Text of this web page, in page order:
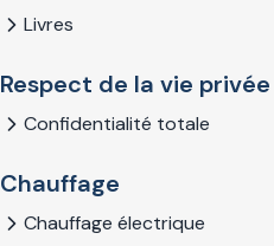
Livres
Respect de la vie privée
Confidentialité totale
Chauffage
Chauffage électrique